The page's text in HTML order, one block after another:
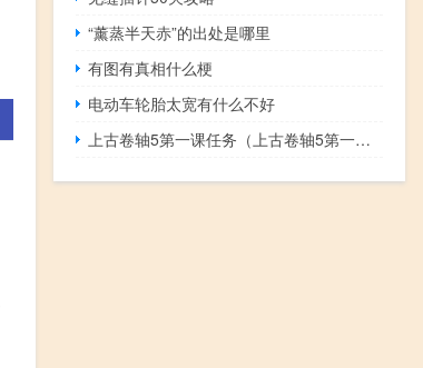
“薰蒸半天赤”的出处是哪里
有图有真相什么梗
电动车轮胎太宽有什么不好
上古卷轴5第一课任务（上古卷轴5第一课）